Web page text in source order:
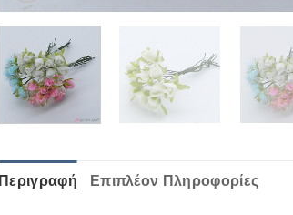
Περιγραφή Επιπλέον Πληροφορίες